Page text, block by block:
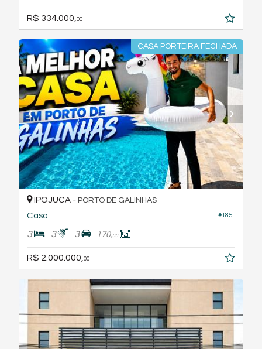
R$ 334.000, 00
CASA PORTEIRA FECHADA
#185
IPOJUCA - PORTO DE GALINHAS
Casa
3 3 3 170,00
R$ 2.000.000,00